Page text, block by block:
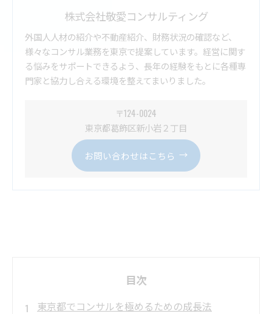
株式会社敬愛コンサルティング
外国人人材の紹介や不動産紹介、財務状況の確認など、
様々なコンサル業務を東京で提案しています。経営に関す
る悩みをサポートできるよう、長年の経験をもとに各種専
門家と協力し合える環境を整えてまいりました。
〒124-0024
東京都葛飾区新小岩２丁目
お問い合わせはこちら
目次
東京都でコンサルを極めるための成長法